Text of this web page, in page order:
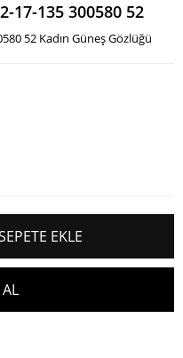
17-135 300580 52
52 Kadın Güneş Gözlüğü